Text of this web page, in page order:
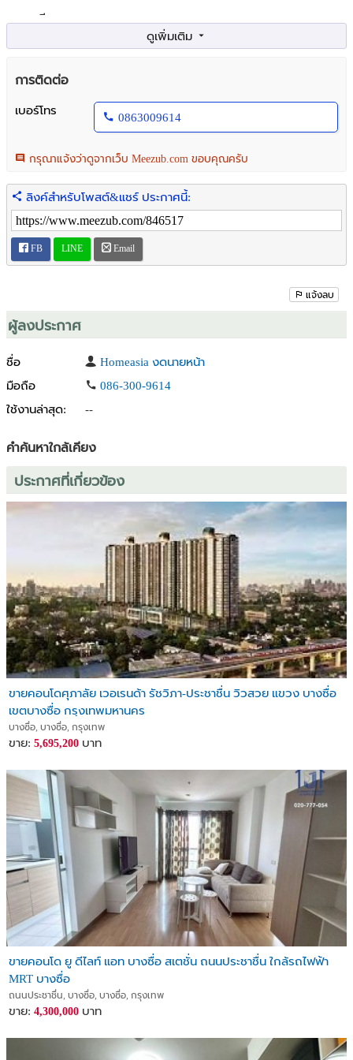
รายละเอียด
👉ใกล้ รพ.เกษมราฎร์ประชาชื่น ตลาดพงษ์เพชร ตลาดบองมาเช่
สวนจตุจักร
Prachachuen - Bang Sue)
👉ใกล้ MRT สายสีม่วง สถานีบางซ่อน แยกประชาชื่น ถนนประชาชื่น
แขวงบางซ่อน เขตบางซื่อ
11
การตกแต่ง
1. คอนโดวิวเมือง หันหน้าทิศใต้ วิวสวน ลมดี
2. ห้องครัวกั้นกระจก พร้อมเครื่องใช้ไฟฟ้า เครื่องดูดควัน
3. ระเบียงตากผ้าได้
7. ระบบลิฟท์ล็อคชั้น ด้วยระบบคีย์การ์ด
ล็อคเกอร์,ห้องอาบน้ำ,สระว่ายน้ำ,สวนสาธารณะ,ร้านสะดวกซื้อ , ตู้หยอด
เหรียญ ระบบรักษาความปลอดภัยพร้อมนิติฯ ดูแลดีมาก
• เกษมราฎร์ประชาชื่น
• สวนจตุจักร
• สวนวชิรเบญจทัศ (สวนรถไฟ)
การเดินทางสะดวก
• รถไฟฟ้า mrt สายสีม่วง สถานีบางซ่อน
• ถนนประชาชื่น
• ทางด่วนบูรพาวิถี
สิ่งอำนวยความสะดวก
ลานจอดรถ
ที่จอดรถ
กล้องวงจรปิด
ฟิตเนส
ห้องยิมนาสติก
Lift lobby
รักษาความปลอดภัย 24 ชม.
สปา สระว่ายน้ำ
☎️ติดต่อ 086-8887309
❌งดมิจฉาชีพ❌ งดนายหน้า ❌
#ยูดีไลท์3ประชาชื่น #คอนโดบางซื่อ #รถไฟฟ้าสายสีม่วง #ซื้อคอนโด
#ขายคอนโด
#คอนโดมือสอง #คอนโดราคาถูก #คอนโดพร้อมอยู่ #คอนโดยูดีไลท์
#UDeligth3
การติดต่อ
เบอร์โทร
0863009614
กรุณาแจ้งว่าดูจากเว็บ Meezub.com ขอบคุณครับ
ลิงค์สำหรับโพสต์&แชร์ ประกาศนี้:
FB LINE Email
แจ้งลบ
ผู้ลงประกาศ
ชื่อ
Homeasia งดนายหน้า
มือถือ
086-300-9614
ใช้งานล่าสุด:
--
คำค้นหาใกล้เคียง
ประกาศที่เกี่ยวข้อง
ขายคอนโดศุภาลัย เวอเรนด้า รัชวิภา-ประชาชื่น วิวสวย แขวง บางซื่อ
เขตบางซื่อ กรุงเทพมหานคร
บางซื่อ, บางซื่อ, กรุงเทพ
ขาย: 5,695,200 บาท
ขายคอนโด ยู ดีไลท์ แอท บางซื่อ สเตชั่น ถนนประชาชื่น ใกล้รถไฟฟ้า
MRT บางซื่อ
ถนนประชาชื่น, บางซื่อ, บางซื่อ, กรุงเทพ
ขาย: 4,300,000 บาท